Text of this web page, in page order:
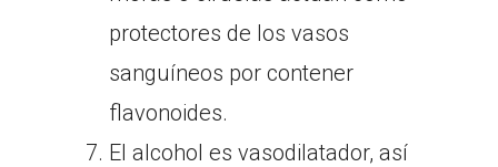
protectores de los vasos
sanguíneos por contener
flavonoides.
El alcohol es vasodilatador, así